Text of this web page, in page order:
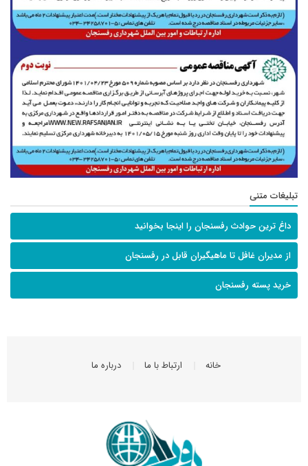
تبلیغات متنی
داغ ترین حوادث رفسنجان را اینجا بخوانید
از مدیران غافل تا ماهیگیران قابل در رفسنجان
خرید پسته رفسنجان
خانه ارتباط با ما درباره ما